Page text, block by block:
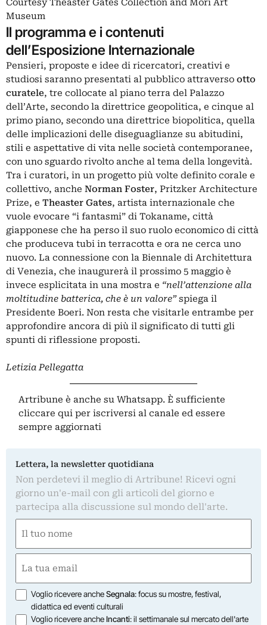
Courtesy Theaster Gates Collection and Mori Art
Museum
Il programma e i contenuti
dell’Esposizione Internazionale
Pensieri, proposte e idee di ricercatori, creativi e
studiosi saranno presentati al pubblico attraverso otto
curatele, tre collocate al piano terra del Palazzo
dell’Arte, secondo la direttrice geopolitica, e cinque al
primo piano, secondo una direttrice biopolitica, quella
delle implicazioni delle diseguaglianze su abitudini,
stili e aspettative di vita nelle società contemporanee,
con uno sguardo rivolto anche al tema della longevità.
Tra i curatori, in un progetto più volte definito corale e
collettivo, anche Norman Foster, Pritzker Architecture
Prize, e Theaster Gates, artista internazionale che
vuole evocare “i fantasmi” di Tokaname, città
giapponese che ha perso il suo ruolo economico di città
che produceva tubi in terracotta e ora ne cerca uno
nuovo. La connessione con la Biennale di Architettura
di Venezia, che inaugurerà il prossimo 5 maggio è
invece esplicitata in una mostra e “nell’attenzione alla
moltitudine batterica, che è un valore” spiega il
Presidente Boeri. Non resta che visitarle entrambe per
approfondire ancora di più il significato di tutti gli
spunti di riflessione proposti.
Letizia Pellegatta
Artribune è anche su Whatsapp. È sufficiente
cliccare qui per iscriversi al canale ed essere
sempre aggiornati
Lettera, la newsletter quotidiana
Non perdetevi il meglio di Artribune! Ricevi ogni
giorno un'e-mail con gli articoli del giorno e
partecipa alla discussione sul mondo dell'arte.
(Obbligatorio)
(Obbligatorio)
Opzioni
Voglio ricevere ancheSegnala: focus su mostre, festival,
didattica ed eventi culturali
Voglio ricevere ancheIncanti: il settimanale sul mercato dell'arte